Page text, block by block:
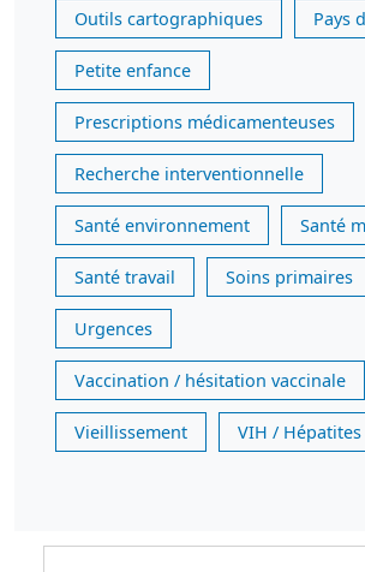
Outils cartographiques Pays
Petite enfance
Prescriptions médicamenteuses
Recherche interventionnelle
Santé environnement Santé
Santé travail Soins primaires
Urgences
Vaccination / hésitation vaccinale
Vieillissement VIH / Hépatites